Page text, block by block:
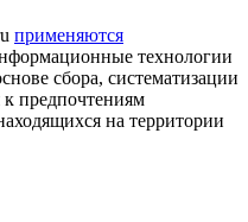
применяются
технологии
сбора, систематизации
к предпочтениям
на территории